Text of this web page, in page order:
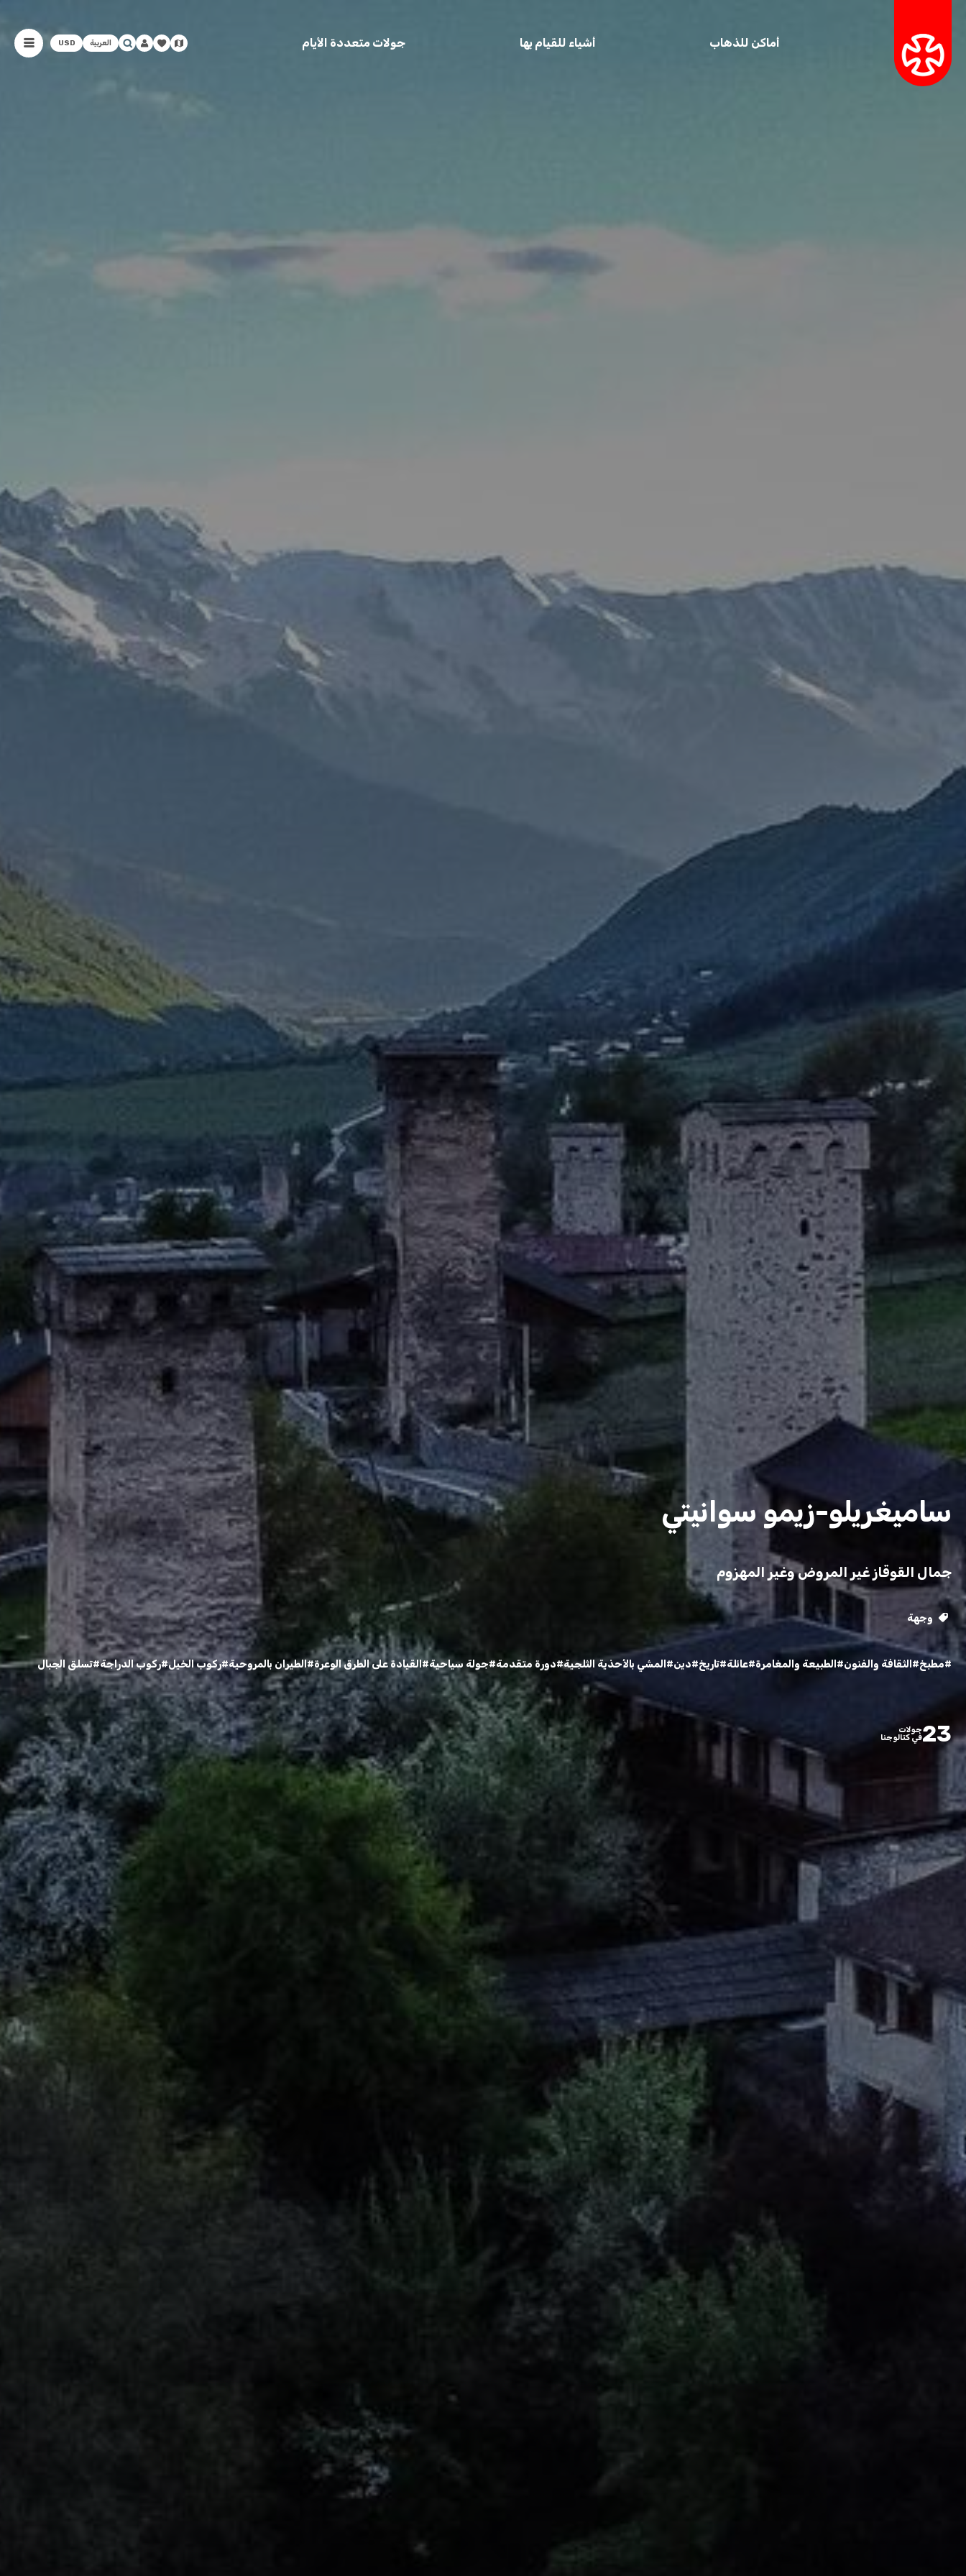
أماكن للذهاب أشياء للقيام بها جولات متعددة الأيام العربية USD
ساميغريلو-زيمو سوانيتي
جمال القوقاز غير المروض وغير المهزوم
وجهة
#مطبخ#الثقافة والفنون#الطبيعة والمغامرة#عائلة#تاريخ#دين#المشي بالأحذية الثلجية#دورة متقدمة#جولة سياحية#القيادة على الطرق الوعرة#الطيران بالمروحية#ركوب الخيل#ركوب الدراجة#تسلق الجبال
23جولات
في كتالوجنا